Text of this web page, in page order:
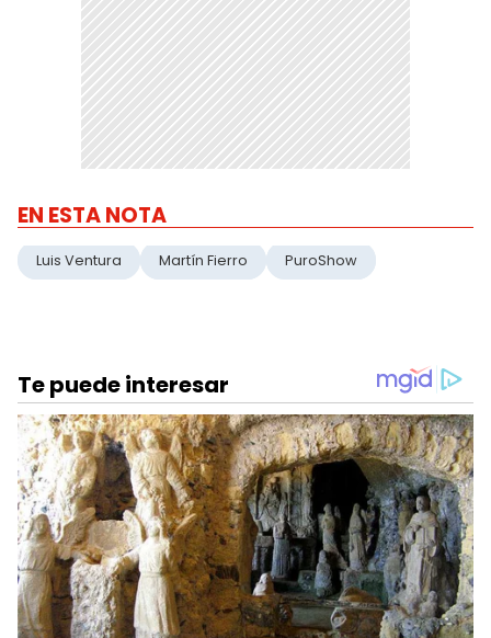
EN ESTA NOTA
Luis Ventura Martín Fierro PuroShow